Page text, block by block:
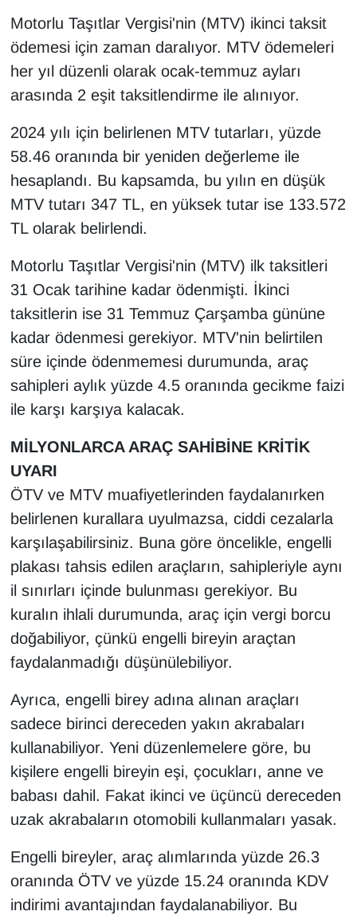
Motorlu Taşıtlar Vergisi'nin (MTV) ikinci taksit
ödemesi için zaman daralıyor. MTV ödemeleri
her yıl düzenli olarak ocak-temmuz ayları
arasında 2 eşit taksitlendirme ile alınıyor.
2024 yılı için belirlenen MTV tutarları, yüzde
58.46 oranında bir yeniden değerleme ile
hesaplandı. Bu kapsamda, bu yılın en düşük
MTV tutarı 347 TL, en yüksek tutar ise 133.572
TL olarak belirlendi.
Motorlu Taşıtlar Vergisi'nin (MTV) ilk taksitleri
31 Ocak tarihine kadar ödenmişti. İkinci
taksitlerin ise 31 Temmuz Çarşamba gününe
kadar ödenmesi gerekiyor. MTV'nin belirtilen
süre içinde ödenmemesi durumunda, araç
sahipleri aylık yüzde 4.5 oranında gecikme faizi
ile karşı karşıya kalacak.
MİLYONLARCA ARAÇ SAHİBİNE KRİTİK
UYARI
ÖTV ve MTV muafiyetlerinden faydalanırken
belirlenen kurallara uyulmazsa, ciddi cezalarla
karşılaşabilirsiniz. Buna göre öncelikle, engelli
plakası tahsis edilen araçların, sahipleriyle aynı
il sınırları içinde bulunması gerekiyor. Bu
kuralın ihlali durumunda, araç için vergi borcu
doğabiliyor, çünkü engelli bireyin araçtan
faydalanmadığı düşünülebiliyor.
Ayrıca, engelli birey adına alınan araçları
sadece birinci dereceden yakın akrabaları
kullanabiliyor. Yeni düzenlemelere göre, bu
kişilere engelli bireyin eşi, çocukları, anne ve
babası dahil. Fakat ikinci ve üçüncü dereceden
uzak akrabaların otomobili kullanmaları yasak.
Engelli bireyler, araç alımlarında yüzde 26.3
oranında ÖTV ve yüzde 15.24 oranında KDV
indirimi avantajından faydalanabiliyor. Bu
Kadın
Kamu Alımları
Kim Kimdir?
Kültür & Sanat
KURDÎ
MEDYA
ONE EKONOMİ
POLİTİKA
Resmi İlanlar
RÖPORTAJ
SAĞLIK
Seri İlan
Sinema - TV
SİYASET
SPOR
TEBRİK
TEKNOLOJİ
Turizm
VAN'DA SPOR
Vasıta
YAŞAM